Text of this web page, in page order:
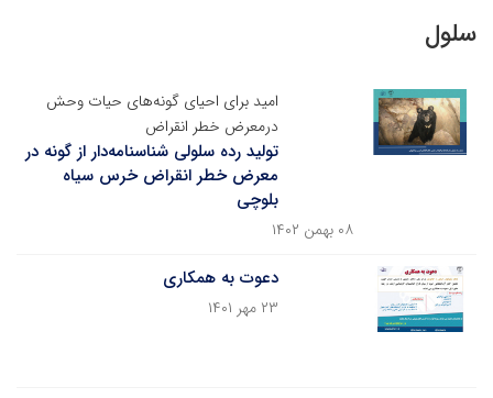
سلول
امید برای احیای گونه‌های حیات وحش
درمعرض خطر انقراض
تولید رده سلولی شناسنامه‌دار از گونه‌ در
معرض خطر انقراض خرس سیاه
بلوچی
۰۸ بهمن ۱۴۰۲
دعوت به همکاری
۲۳ مهر ۱۴۰۱